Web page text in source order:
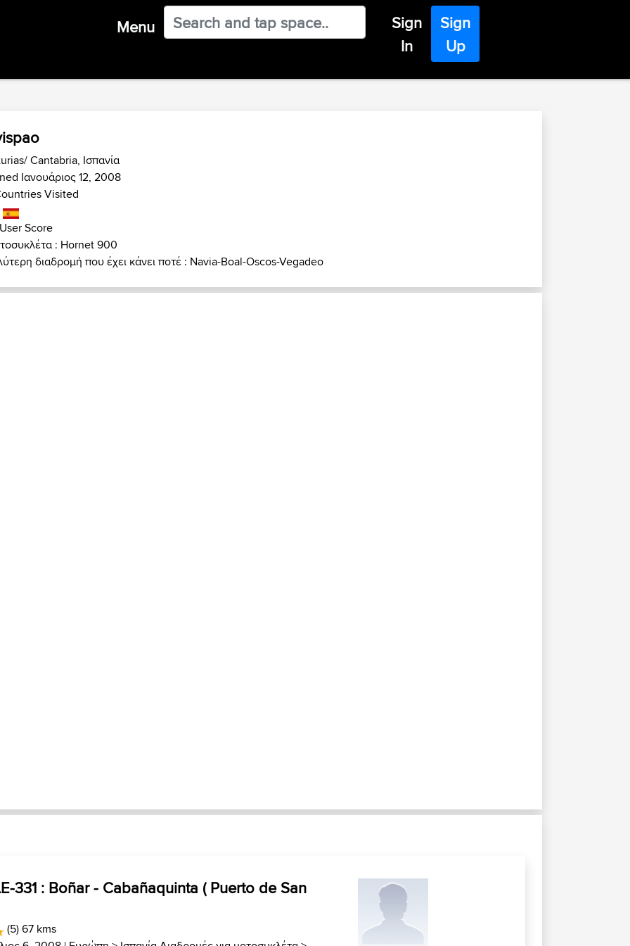
Menu
Sign
In
Sign
Up
Cantabria, Ισπανία
Ιανουάριος 12, 2008
Visited
Score
: Hornet 900
διαδρομή που έχει κάνει ποτέ : Navia-Boal-Oscos-Vegadeo
331 : Boñar - Cabañaquinta ( Puerto de San
(5) 67 kms